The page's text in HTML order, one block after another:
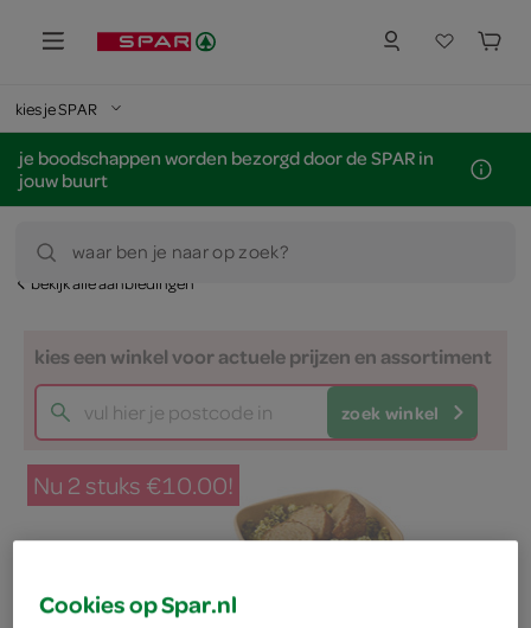
kies je SPAR
je boodschappen worden bezorgd door de SPAR in
jouw buurt
waar ben je naar op zoek?
bekijk alle aanbiedingen
kies een winkel voor actuele prijzen en assortiment
zoek winkel
Nu 2 stuks €10.00!
Cookies op Spar.nl